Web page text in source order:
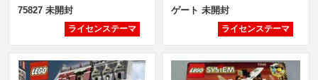
75827 未開封
ライセンステーマ
ゲート 未開封
ライセンステーマ